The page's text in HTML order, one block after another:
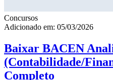
Concursos
Adicionado em: 05/03/2026
Baixar BACEN
(Contabilidade/
Completo